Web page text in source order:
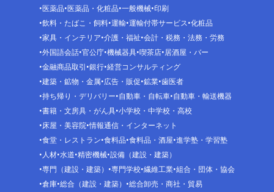
医薬品 医薬品・化粧品 一般機械 印刷
飲料・たばこ・飼料 運輸 運輸付帯サービス 化粧品
家具・インテリア 介護・福祉 会計・税務・法務・労務
外国語会話 官公庁 機械器具 喫茶店 居酒屋・バー
金融商品取引 銀行 経営コンサルティング
建築・鉱物・金属 広告・販促 鉱業 歯医者
持ち帰り・デリバリー 自動車・自転車 自動車・輸送機器
書籍・文房具・がん具 小学校・中学校・高校
床屋・美容院 情報通信・インターネット
食堂・レストラン 食料品 食料品・酒屋 進学塾・学習塾
人材 水道 精密機械 設備（建設・建築）
専門（建設・建築）
専門学校 繊維工業 組合・団体・協会
倉庫 総合（建設・建築）
総合卸売・商社・貿易